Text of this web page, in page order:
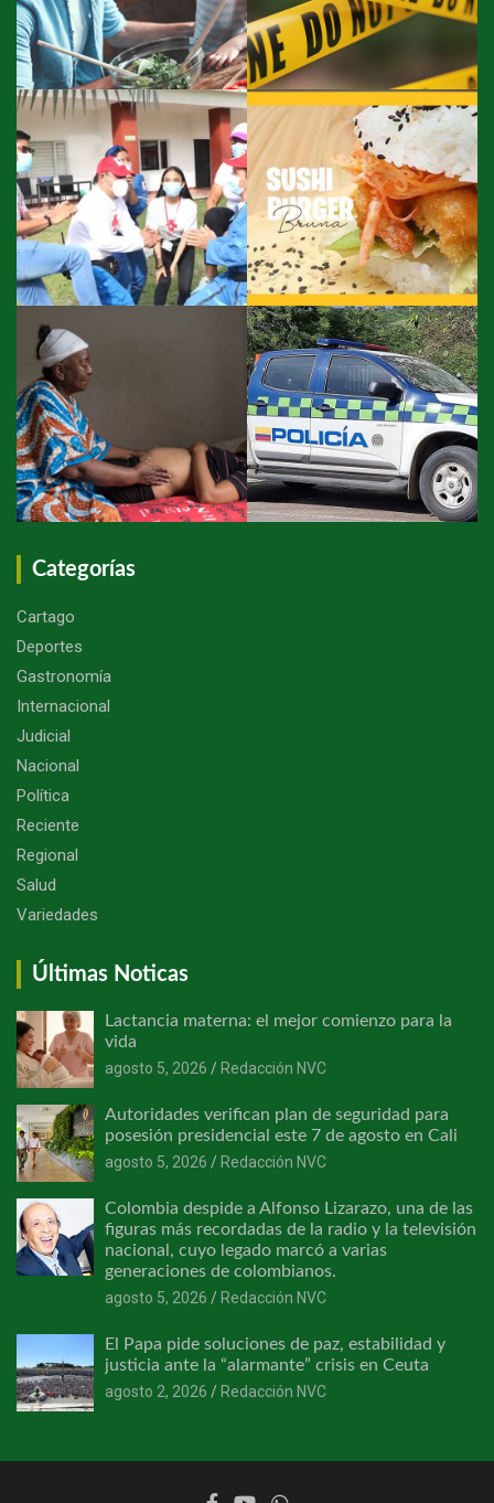
Categorías
Cartago
Deportes
Gastronomía
Internacional
Judicial
Nacional
Política
Reciente
Regional
Salud
Variedades
Últimas Noticas
Lactancia materna: el mejor comienzo para la
vida
agosto 5, 2026
Redacción NVC
Autoridades verifican plan de seguridad para
posesión presidencial este 7 de agosto en Cali
agosto 5, 2026
Redacción NVC
Colombia despide a Alfonso Lizarazo, una de las
figuras más recordadas de la radio y la televisión
nacional, cuyo legado marcó a varias
generaciones de colombianos.
agosto 5, 2026
Redacción NVC
El Papa pide soluciones de paz, estabilidad y
justicia ante la “alarmante” crisis en Ceuta
agosto 2, 2026
Redacción NVC